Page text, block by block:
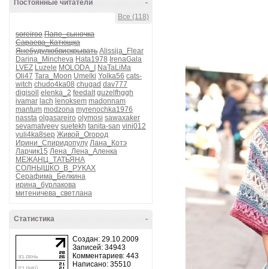
-
Постоянные читатели
Все (118)
soreiroo Папе_сыночка
Сараева_Катющка
Янебудулюбвискрывать Alissija_Flear
Darina_Mincheva Hata1978 IrenaGala
LVEZ Luzele MOLODA_I
NaTaLiMa
Oli47 Tara_Moon Umelki Yolka56 cats-
witch chudo4ka08 chugad dav777
digisoll
elenka_2 feedalt guzelfhggh
ivamar lach lenoksem madonnam
mantum modzona myrenochka1976
nassta olgasareiro olymosi sawaxaker
sevamatveev suetekh tanita-san vini012
yuli4ka8sep Живой_Огород
Ирини_Спиридопулу Лана_Котэ
Ларчик15 Лена_Лена_Аленка
МЕЖАНЦ_ТАТЬЯНА
СОЛНЫШКО_В_РУКАХ
Серафима_Белкина
ирина_бурлакова
митеничева_светлана
-
Статистика
Создан: 29.10.2009
Записей: 34943
Комментариев: 443
Написано: 35510